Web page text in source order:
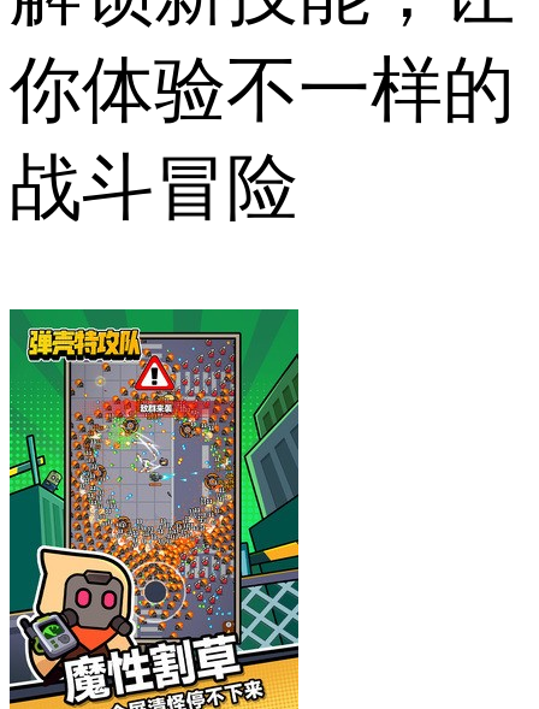
你体验不一样的
战斗冒险